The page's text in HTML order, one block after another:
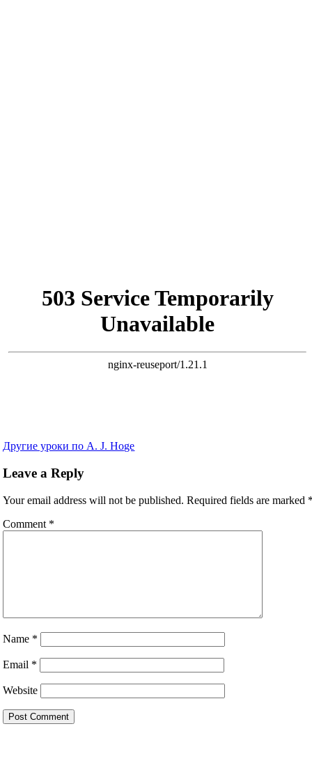
Другие уроки по A. J. Hoge
Leave a Reply
Your email address will not be published. Required fields are marked
Comment *
Name *
Email *
Website